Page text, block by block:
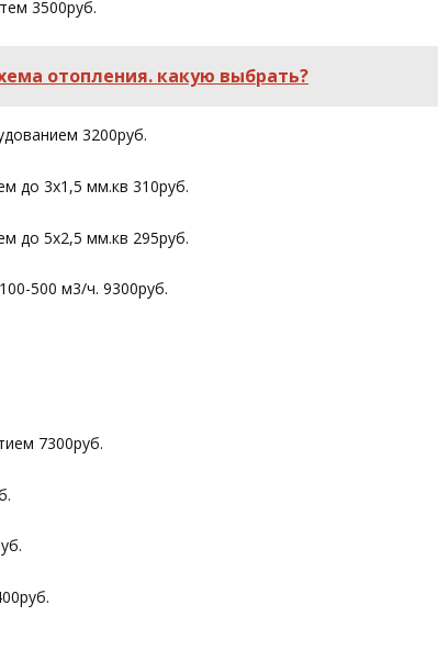
3500руб.
отопления. какую выбрать?
3200руб.
до 3х1,5 мм.кв 310руб.
до 5х2,5 мм.кв 295руб.
500 м3/ч. 9300руб.
7300руб.